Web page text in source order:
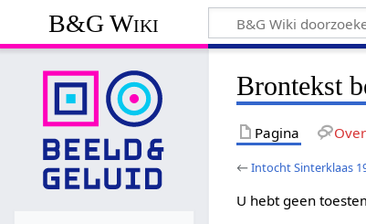
B&G Wiki
Brontekst
Pagina
←Intocht Sinterklaas
U hebt geen